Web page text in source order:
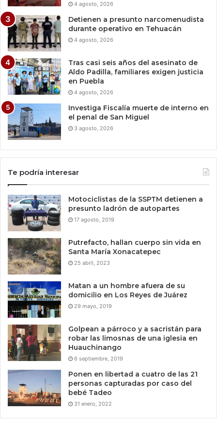
4 agosto, 2026
Detienen a presunto narcomenudista
durante operativo en Tehuacán
4 agosto, 2026
Tras casi seis años del asesinato de
Aldo Padilla, familiares exigen justicia
en Puebla
4 agosto, 2026
Investiga Fiscalía muerte de interno en
el penal de San Miguel
3 agosto, 2026
Te podría interesar
Motociclistas de la SSPTM detienen a
presunto ladrón de autopartes
17 agosto, 2019
Putrefacto, hallan cuerpo sin vida en
Santa María Xonacatepec
25 abril, 2023
Matan a un hombre afuera de su
domicilio en Los Reyes de Juárez
29 mayo, 2019
Golpean a párroco y a sacristán para
robar las limosnas de una iglesia en
Huauchinango
6 septiembre, 2019
Ponen en libertad a cuatro de las 21
personas capturadas por caso del
bebé Tadeo
31 enero, 2022